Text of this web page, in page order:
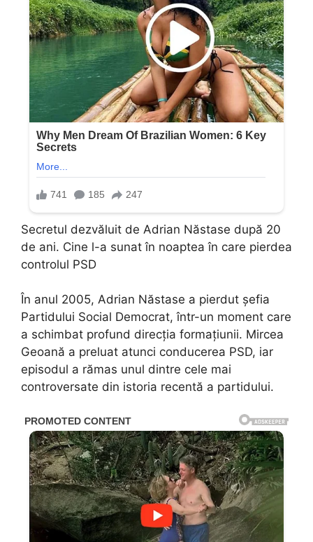
Secretul dezvăluit de Adrian Năstase după 20
de ani. Cine l-a sunat în noaptea în care pierdea
controlul PSD
În anul 2005, Adrian Năstase a pierdut șefia
Partidului Social Democrat, într-un moment care
a schimbat profund direcția formațiunii. Mircea
Geoană a preluat atunci conducerea PSD, iar
episodul a rămas unul dintre cele mai
controversate din istoria recentă a partidului.